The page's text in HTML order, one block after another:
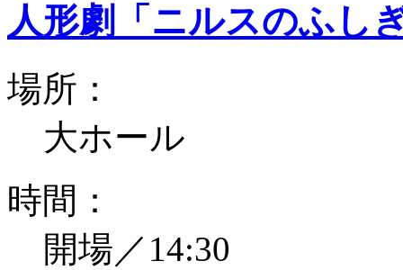
人形劇「ニルスのふし
場所：
大ホール
時間：
開場／14:30